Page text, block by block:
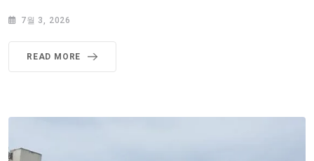
7월 3, 2026
READ MORE